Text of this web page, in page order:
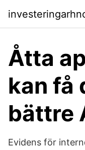
Åtta
kan få
bättre
Evidens för